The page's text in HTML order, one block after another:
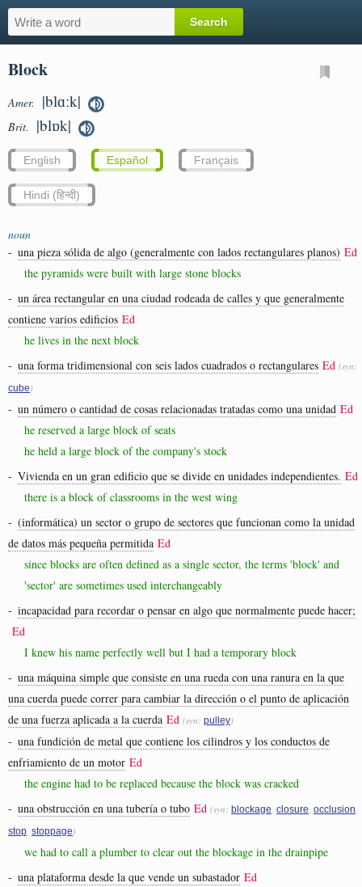
Block
Amer. |blɑːk|
Brit. |blɒk|
English Español Français
Hindi (हिन्दी)
noun
- una pieza sólida de algo (generalmente con lados rectangulares planos) Ed
the pyramids were built with large stone blocks
- un área rectangular en una ciudad rodeada de calles y que generalmente
contiene varios edificios Ed
he lives in the next block
- una forma tridimensional con seis lados cuadrados o rectangulares Ed (syn:
cube )
- un número o cantidad de cosas relacionadas tratadas como una unidad Ed
he reserved a large block of seats
he held a large block of the company's stock
- Vivienda en un gran edificio que se divide en unidades independientes. Ed
there is a block of classrooms in the west wing
- (informática) un sector o grupo de sectores que funcionan como la unidad
de datos más pequeña permitida Ed
since blocks are often defined as a single sector, the terms 'block' and
'sector' are sometimes used interchangeably
- incapacidad para recordar o pensar en algo que normalmente puede hacer;
Ed
I knew his name perfectly well but I had a temporary block
- una máquina simple que consiste en una rueda con una ranura en la que
una cuerda puede correr para cambiar la dirección o el punto de aplicación
de una fuerza aplicada a la cuerda Ed (syn: pulley)
- una fundición de metal que contiene los cilindros y los conductos de
enfriamiento de un motor Ed
the engine had to be replaced because the block was cracked
- una obstrucción en una tubería o tubo Ed (syn: blockage closure occlusion
stop stoppage )
we had to call a plumber to clear out the blockage in the drainpipe
- una plataforma desde la que vende un subastador Ed